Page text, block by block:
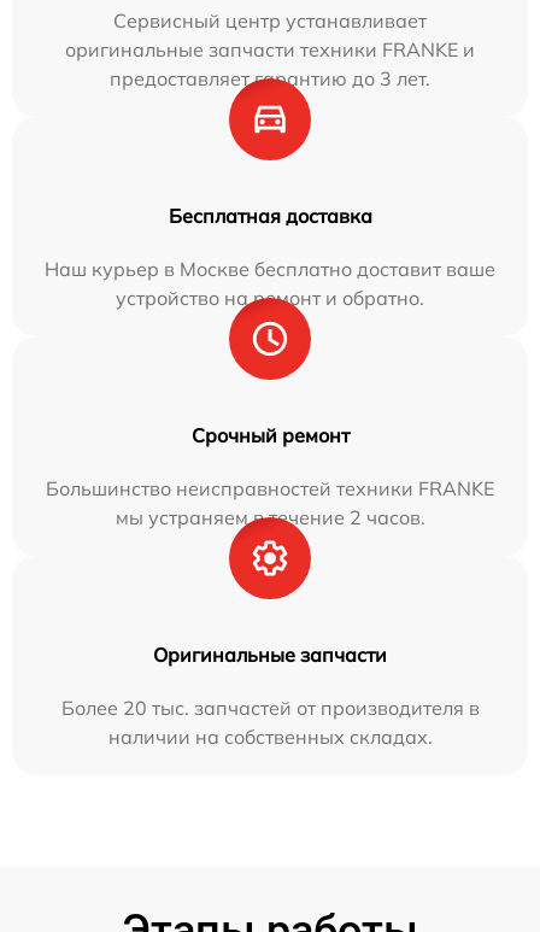
Сервисный центр устанавливает
оригинальные запчасти техники FRANKE и
предоставляет гарантию до 3 лет.
Бесплатная доставка
Наш курьер в Москве бесплатно доставит ваше
устройство на ремонт и обратно.
Срочный ремонт
Большинство неисправностей техники FRANKE
мы устраняем в течение 2 часов.
Оригинальные запчасти
Более 20 тыс. запчастей от производителя в
наличии на собственных складах.